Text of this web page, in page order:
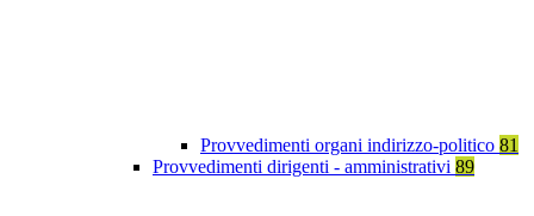
Provvedimenti organi indirizzo-politico 81
Provvedimenti dirigenti - amministrativi 89